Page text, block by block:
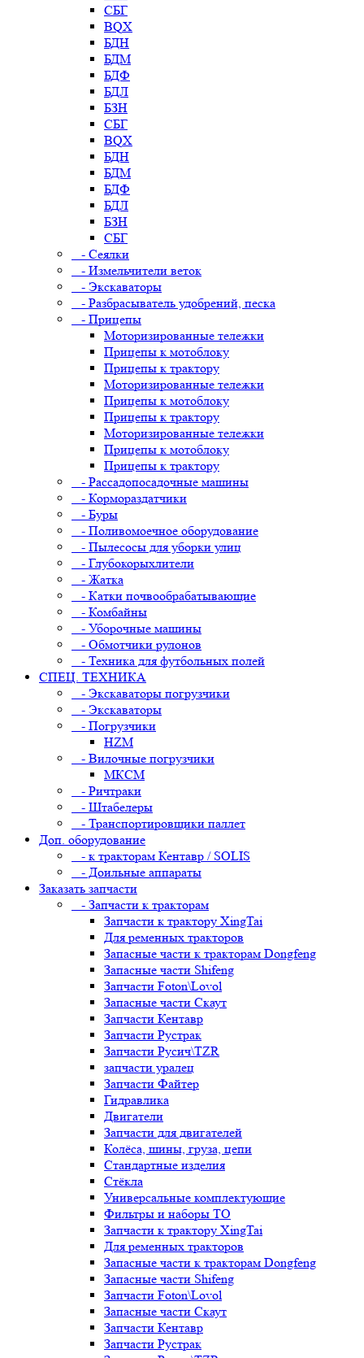
СБГ
BQX
БДН
БДМ
БДФ
БДЛ
БЗН
СБГ
BQX
БДН
БДМ
БДФ
БДЛ
БЗН
СБГ
- Сеялки
- Измельчители веток
- Экскаваторы
- Разбрасыватель удобрений, песка
- Прицепы
Моторизированные тележки
Прицепы к мотоблоку
Прицепы к трактору
Моторизированные тележки
Прицепы к мотоблоку
Прицепы к трактору
Моторизированные тележки
Прицепы к мотоблоку
Прицепы к трактору
- Рассадопосадочные машины
- Кормораздатчики
- Буры
- Поливомоечное оборудование
- Пылесосы для уборки улиц
- Глубокорыхлители
- Жатка
- Катки почвообрабатывающие
- Комбайны
- Уборочные машины
- Обмотчики рулонов
- Техника для футбольных полей
СПЕЦ. ТЕХНИКА
- Экскаваторы погрузчики
- Экскаваторы
- Погрузчики
HZM
- Вилочные погрузчики
МКСМ
- Ричтраки
- Штабелеры
- Транспортировщики паллет
Доп. оборудование
- к тракторам Кентавр / SOLIS
- Доильные аппараты
Заказать запчасти
- Запчасти к тракторам
Запчасти к трактору XingTai
Для ременных тракторов
Запасные части к тракторам Dongfeng
Запасные части Shifeng
Запчасти Foton\Lovol
Запасные части Скаут
Запчасти Кентавр
Запчасти Рустрак
Запчасти Русич\TZR
запчасти уралец
Запчасти Файтер
Гидравлика
Двигатели
Запчасти для двигателей
Колёса, шины, груза, цепи
Стандартные изделия
Стёкла
Универсальные комплектующие
Фильтры и наборы ТО
Запчасти к трактору XingTai
Для ременных тракторов
Запасные части к тракторам Dongfeng
Запасные части Shifeng
Запчасти Foton\Lovol
Запасные части Скаут
Запчасти Кентавр
Запчасти Рустрак